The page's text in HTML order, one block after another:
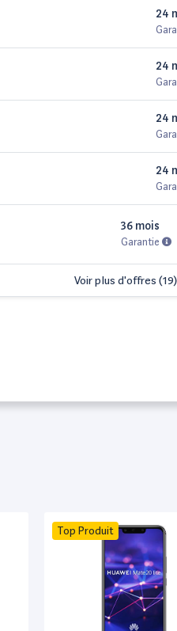
24
24
24
24
36 mois
Garantie
Voir plus d'offres (19)
Top Produit